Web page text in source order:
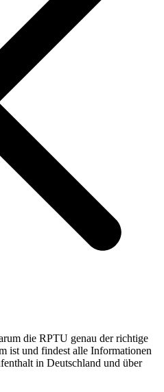
die RPTU genau der richtige
ist und findest alle Informationen
in Deutschland und über